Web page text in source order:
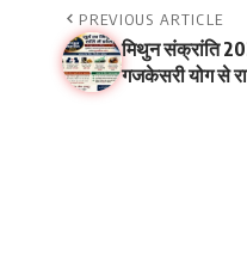
PREVIOUS ARTICLE
मिथुन संक्रांति
गजकेसरी योग से